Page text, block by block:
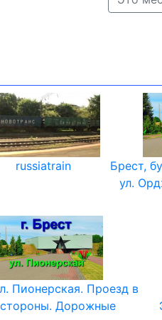
russiatrain
Брест,
ул.
Пионерская. Проезд в
Дорожные